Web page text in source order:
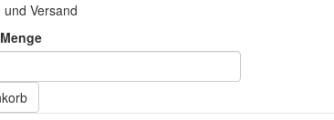
Versand